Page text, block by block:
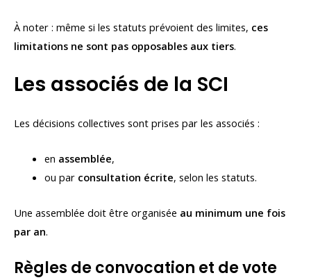
À noter : même si les statuts prévoient des limites, ces
limitations ne sont pas opposables aux tiers.
Les associés de la SCI
Les décisions collectives sont prises par les associés :
en assemblée,
ou par consultation écrite, selon les statuts.
Une assemblée doit être organisée au minimum une fois
par an.
Règles de convocation et de vote